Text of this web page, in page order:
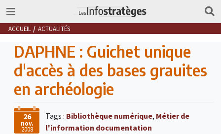
ACCUEIL ACTUALITÉS
DAPHNE : Guichet unique
d'accès à des bases grauites
en archéologie
26
nov.
2008
Tags : Bibliothèque numérique, Métier de
l'information documentation